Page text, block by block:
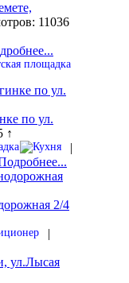
11036
по ул.
↑
|
2/4
|